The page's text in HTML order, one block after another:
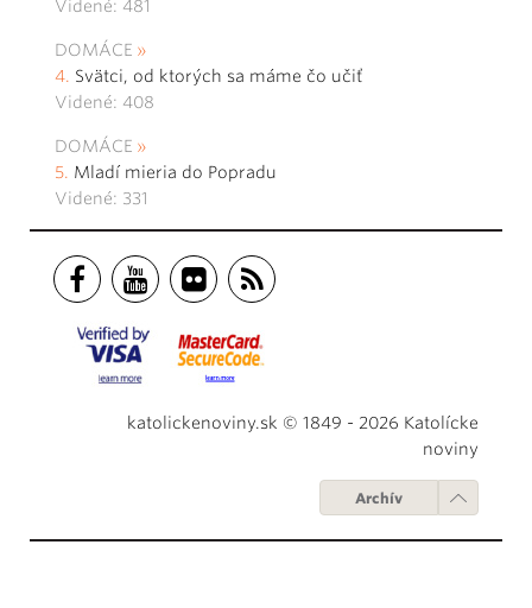
Videné: 481
DOMÁCE
Svätci, od ktorých sa máme čo učiť
Videné: 408
DOMÁCE
Mladí mieria do Popradu
Videné: 331
katolickenoviny.sk © 1849 - 2026 Katolícke
noviny
Archív